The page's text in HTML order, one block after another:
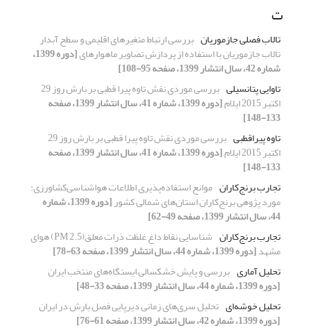
ت
تالاب فصلی جازموریان بررسی ارتباط متغیرهای اقلیمی و سطح آبدار
تالاب جازموریان با استفاده از پردازش تصاویر ماهواره‏ای [دوره 1399،
شماره 42، سال انتشار 1399، صفحه 95-108]
تاوایی پتانسیلی
بررسی موردی نقش تاوه پیرا قطبی بر بارش روز 29
اکتبر 2015 ایلام [دوره 1399، شماره 41، سال انتشار 1399، صفحه
133-148]
تاوه پیراقطبی
بررسی موردی نقش تاوه پیرا قطبی بر بارش روز 29
اکتبر 2015 ایلام [دوره 1399، شماره 41، سال انتشار 1399، صفحه
133-148]
تجارب برنج‌کاران موانع‌ استفاده‌پذیری اطلاعات هواشناسی‌کشاورزی:
مورد‌ پژوهی برنج‌کاران استان‌‌های شمالی کشور [دوره 1399، شماره
44، سال انتشار 1399، صفحه 49-62]
تجارب برنج‌کاران
شناسایی نقاط داغ غلظت ذرات معلق(PM 2.5) هوای
مشهد[دوره 1399، شماره 44، سال انتشار 1399، صفحه 63-78]
تحلیل آماری بررسی و پایش خشکسالی ایستگاه‌های منتخب ایران
[دوره 1399، شماره 44، سال انتشار 1399، صفحه 33-48]
تحلیل خوشه‌ای تحلیل سری‌های زمانی دیرپایی فصل بارش در ایران
[دوره 1399، شماره 42، سال انتشار 1399، صفحه 61-76]